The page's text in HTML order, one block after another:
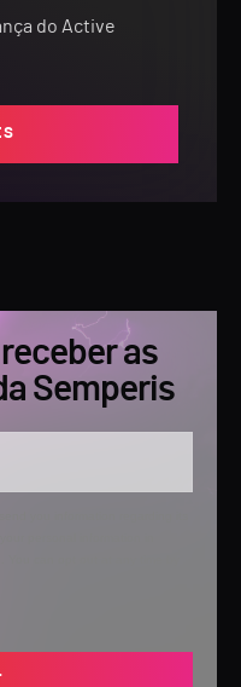
do Active
as
Semperis
you information regarding its
personal information in